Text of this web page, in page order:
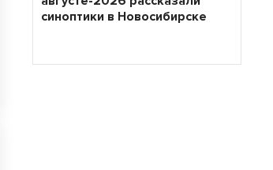
синоптики в Новосибирске